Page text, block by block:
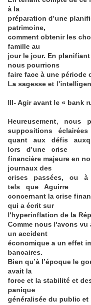
à la
préparation d’une
patrimoine,
comment obtenir les
famille au
jour le jour. En
nous pourrions
faire face à une période
La sagesse et
III- Agir avant le « bank
Heureusement, nous
suppositions éclairées
quant aux défis
lors d’une crise
financière majeure en
journaux des
crises passées, ou à
tels que Aguirre
concernant la crise
qui a écrit sur
l'hyperinflation de la
Comme nous l'avons vu
un accident
économique a un effet
bancaires.
Bien qu’à l’époque le
avait la
force et la stabilité et
panique
généralisée du public